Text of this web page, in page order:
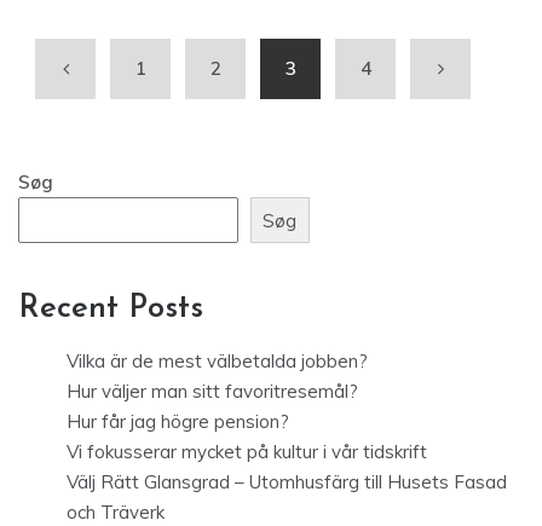
1 2 3 4
Søg
Søg
Recent Posts
Vilka är de mest välbetalda jobben?
Hur väljer man sitt favoritresemål?
Hur får jag högre pension?
Vi fokusserar mycket på kultur i vår tidskrift
Välj Rätt Glansgrad – Utomhusfärg till Husets Fasad
och Träverk